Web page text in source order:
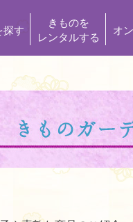
探す
きものを
レンタルする
オ